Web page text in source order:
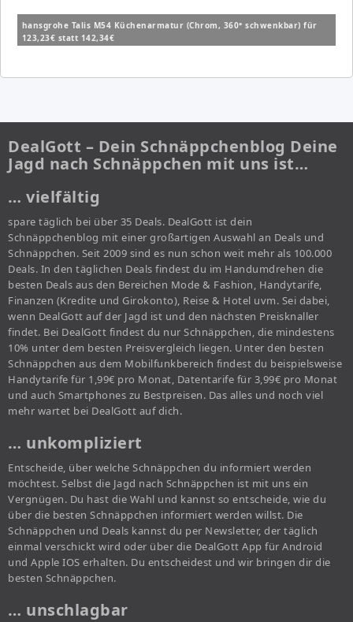
hansgrohe Talis M54 Küchenarmatur (Chrom, 360° schwenkbar) für
123,23€ statt 142,34€
DealGott – Dein Schnäppchenblog Deine
Jagd nach Schnäppchen mit uns ist…
… vielfältig
spare täglich bei über 35 Deals. DealGott ist dein
Schnäppchenblog mit einer großartigen Auswahl an Deals und
Schnäppchen. Seit 2009 sind es nun schon weit mehr als 100.000
Deals. In den täglichen Deals findest du im Handumdrehen die
besten Deals aus den Bereichen Mode & Fashion, Handytarife,
Finanzen (Kredite und Girokonto), Reise & Hotel uvm. Sei dabei,
wenn DealGott auf der Jagd ist und den nächsten Preisknaller
findet. Bei DealGott findest du nur Schnäppchen, die mindestens
10% unter dem besten Preisvergleich liegen. Unter den besten
Schnäppchen aus dem Mobilfunkbereich findest du beispielsweise
Handytarife für 1,99€ pro Monat, Datentarife für 3,99€ pro Monat
und auch Smartphones zu Bestpreisen. Das alles und noch viel
mehr wartet bei DealGott auf dich.
… unkompliziert
Entscheide, über welche Schnäppchen du informiert werden
möchtest. Selbst die Jagd nach Schnäppchen ist mit uns ein
Vergnügen. Du hast die Wahl und kannst so entscheide, wie du
über die besten Schnäppchen informiert werden willst. Die
Schnäppchen und Deals kannst du per Newsletter, der täglich
einmal verschickt wird oder über die DealGott App für Android
und Apple IOS erhalten. Du entscheidest und wir bringen dir die
besten Schnäppchen.
… unschlagbar